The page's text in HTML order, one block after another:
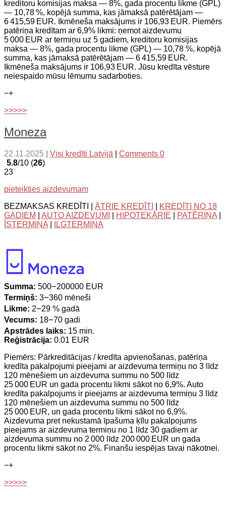
kreditoru komisijas maksa — 8%, gada procentu likme (GPL)
— 10,78 %, kopējā summa, kas jāmaksā patērētājam —
6 415,59 EUR. Ikmēneša maksājums ir 106,93 EUR. Piemērs
patēriņa kredītam ar 6,9% likmi: ņemot aizdevumu
5 000 EUR ar termiņu uz 5 gadiem, kreditoru komisijas
maksa — 8%, gada procentu likme (GPL) — 10,78 %, kopējā
summa, kas jāmaksā patērētājam — 6 415,59 EUR.
Ikmēneša maksājums ir 106,93 EUR. Jūsu kredīta vēsture
neiespaido mūsu lēmumu sadarboties.
−+
>>>>>
Moneza
22.11.2025 Visi kredīti Latvijā
Comments 0
5.8/10 (26)
23
pieteikties aizdevumam
BEZMAKSAS KREDĪTI | ĀTRIE KREDĪTI
KREDĪTI NO 18
GADIEM
AUTO AIZDEVUMI HIPOTEKĀRIE PATĒRIŅA
ĪSTERMIŅA
ILGTERMIŅA
Summa: 500౼200000 EUR
Termiņš: 3౼360 mēneši
Likme: 2౼29 % gadā
Vecums: 18౼70 gadi
Apstrādes laiks: 15 min.
Reģistrācija: 0.01 EUR
Piemērs: Pārkreditācijas / kredīta apvienošanas, patēriņa
kredīta pakalpojumi pieejami ar aizdevuma termiņu no 3 līdz
120 mēnešiem un aizdevuma summu no 500 līdz
25 000 EUR un gada procentu likmi sākot no 6,9%. Auto
kredīta pakalpojums ir pieejams ar aizdevuma termiņu 3 līdz
120 mēnešiem un aizdevuma summu no 500 līdz
25 000 EUR, un gada procentu likmi sākot no 6,9%.
Aizdevuma pret nekustamā īpašuma ķīlu pakalpojums
pieejams ar aizdevuma termiņu no 1 līdz 30 gadiem ar
aizdevuma summu no 2 000 līdz 200 000 EUR un gada
procentu likmi sākot no 2%. Finanšu iespējas tavai nākotnei.
−+
>>>>>